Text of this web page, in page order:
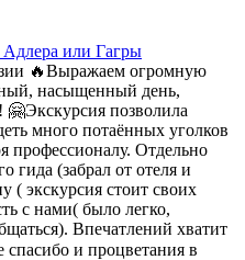
Адлера или Гагры
🔥Выражаем огромную
насыщенный день,
позволила
много потаённых уголков
профессионалу. Отдельно
гида (забрал от отеля и
( экскурсия стоит своих
с нами( было легко,
Впечатлений хватит
и процветания в